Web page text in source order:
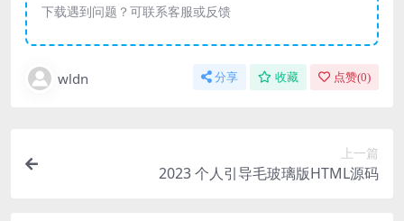
下载遇到问题？可联系客服或反馈
wldn 分享 收藏 点赞(0)
上一篇
2023 个人引导毛玻璃版HTML源码